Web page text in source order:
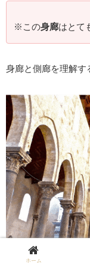
※この身廊はとて
身廊と側廊を理解す
ホーム